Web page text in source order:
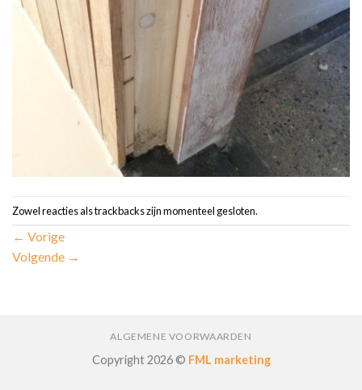
Zowel reacties als trackbacks zijn momenteel gesloten.
← Vorige
Volgende →
ALGEMENE VOORWAARDEN
Copyright 2026 © FML marketing